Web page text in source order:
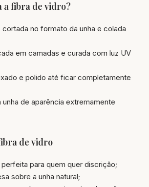
a fibra de vidro?
no formato da unha e colada
em camadas e curada com luz UV
e polido até ficar completamente
unha de aparência extremamente
de vidro
para quem quer discrição;
sobre a unha natural;